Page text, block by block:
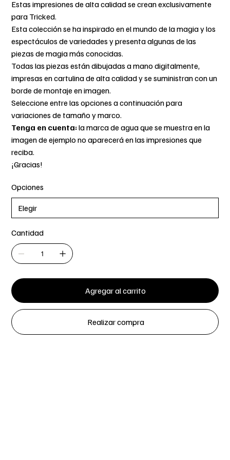
Estas impresiones de alta calidad se crean exclusivamente
para Tricked.
Esta colección se ha inspirado en el mundo de la magia y los
espectáculos de variedades y presenta algunas de las
piezas de magia más conocidas.
Todas las piezas están dibujadas a mano digitalmente,
impresas en cartulina de alta calidad y se suministran con un
borde de montaje en imagen.
Seleccione entre las opciones a continuación para
variaciones de tamaño y marco.
Tenga en cuenta:la marca de agua que se muestra en la
imagen de ejemplo no aparecerá en las impresiones que
reciba.
¡Gracias!
Opciones
Cantidad
Agregar al carrito
Realizar compra